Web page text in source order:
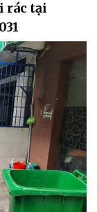
rác tại